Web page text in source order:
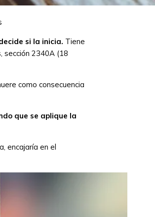
si la inicia. Tiene
sección 2340A (18
como consecuencia
que se aplique la
encajaría en el